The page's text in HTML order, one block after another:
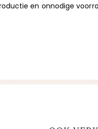
en onnodige